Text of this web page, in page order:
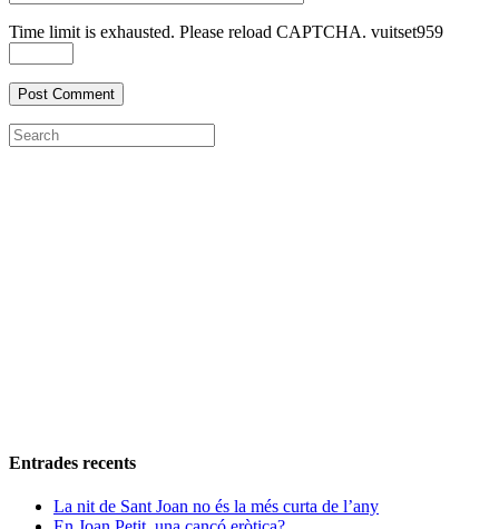
Time limit is exhausted. Please reload CAPTCHA. vuitset959
Entrades recents
La nit de Sant Joan no és la més curta de l’any